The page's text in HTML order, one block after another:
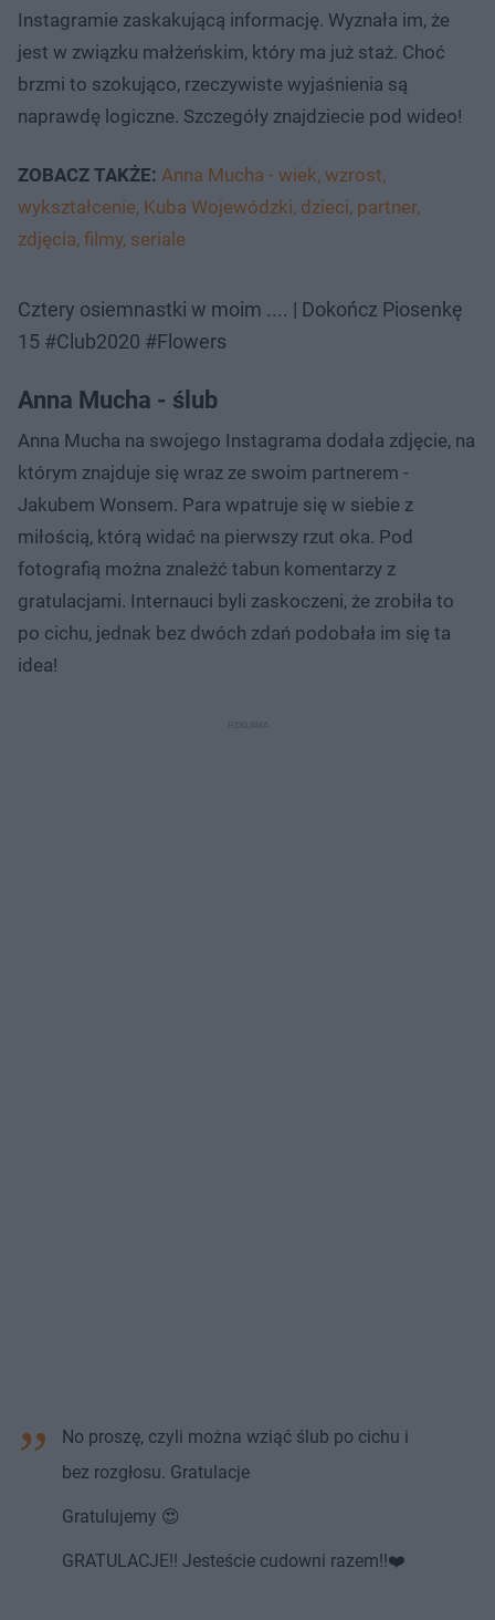
Instagramie zaskakującą informację. Wyznała im, że
jest w związku małżeńskim, który ma już staż. Choć
brzmi to szokująco, rzeczywiste wyjaśnienia są
naprawdę logiczne. Szczegóły znajdziecie pod wideo!
ZOBACZ TAKŻE: Anna Mucha - wiek, wzrost,
wykształcenie, Kuba Wojewódzki, dzieci, partner,
zdjęcia, filmy, seriale
Cztery osiemnastki w moim .... | Dokończ Piosenkę
15 #Club2020 #Flowers
Anna Mucha - ślub
Anna Mucha na swojego Instagrama dodała zdjęcie, na
którym znajduje się wraz ze swoim partnerem -
Jakubem Wonsem. Para wpatruje się w siebie z
miłością, którą widać na pierwszy rzut oka. Pod
fotografią można znaleźć tabun komentarzy z
gratulacjami. Internauci byli zaskoczeni, że zrobiła to
po cichu, jednak bez dwóch zdań podobała im się ta
idea!
No proszę, czyli można wziąć ślub po cichu i
bez rozgłosu. Gratulacje
Gratulujemy 😍
GRATULACJE!! Jesteście cudowni razem!!❤️